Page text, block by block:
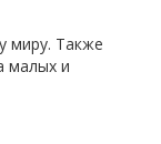
миру. Также
малых и